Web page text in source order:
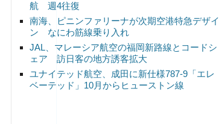
航 週4往復
南海、ピニンファリーナが次期空港特急デザイ
ン なにわ筋線乗り入れ
JAL、マレーシア航空の福岡新路線とコードシ
ェア 訪日客の地方誘客拡大
ユナイテッド航空、成田に新仕様787-9「エレ
ベーテッド」10月からヒューストン線